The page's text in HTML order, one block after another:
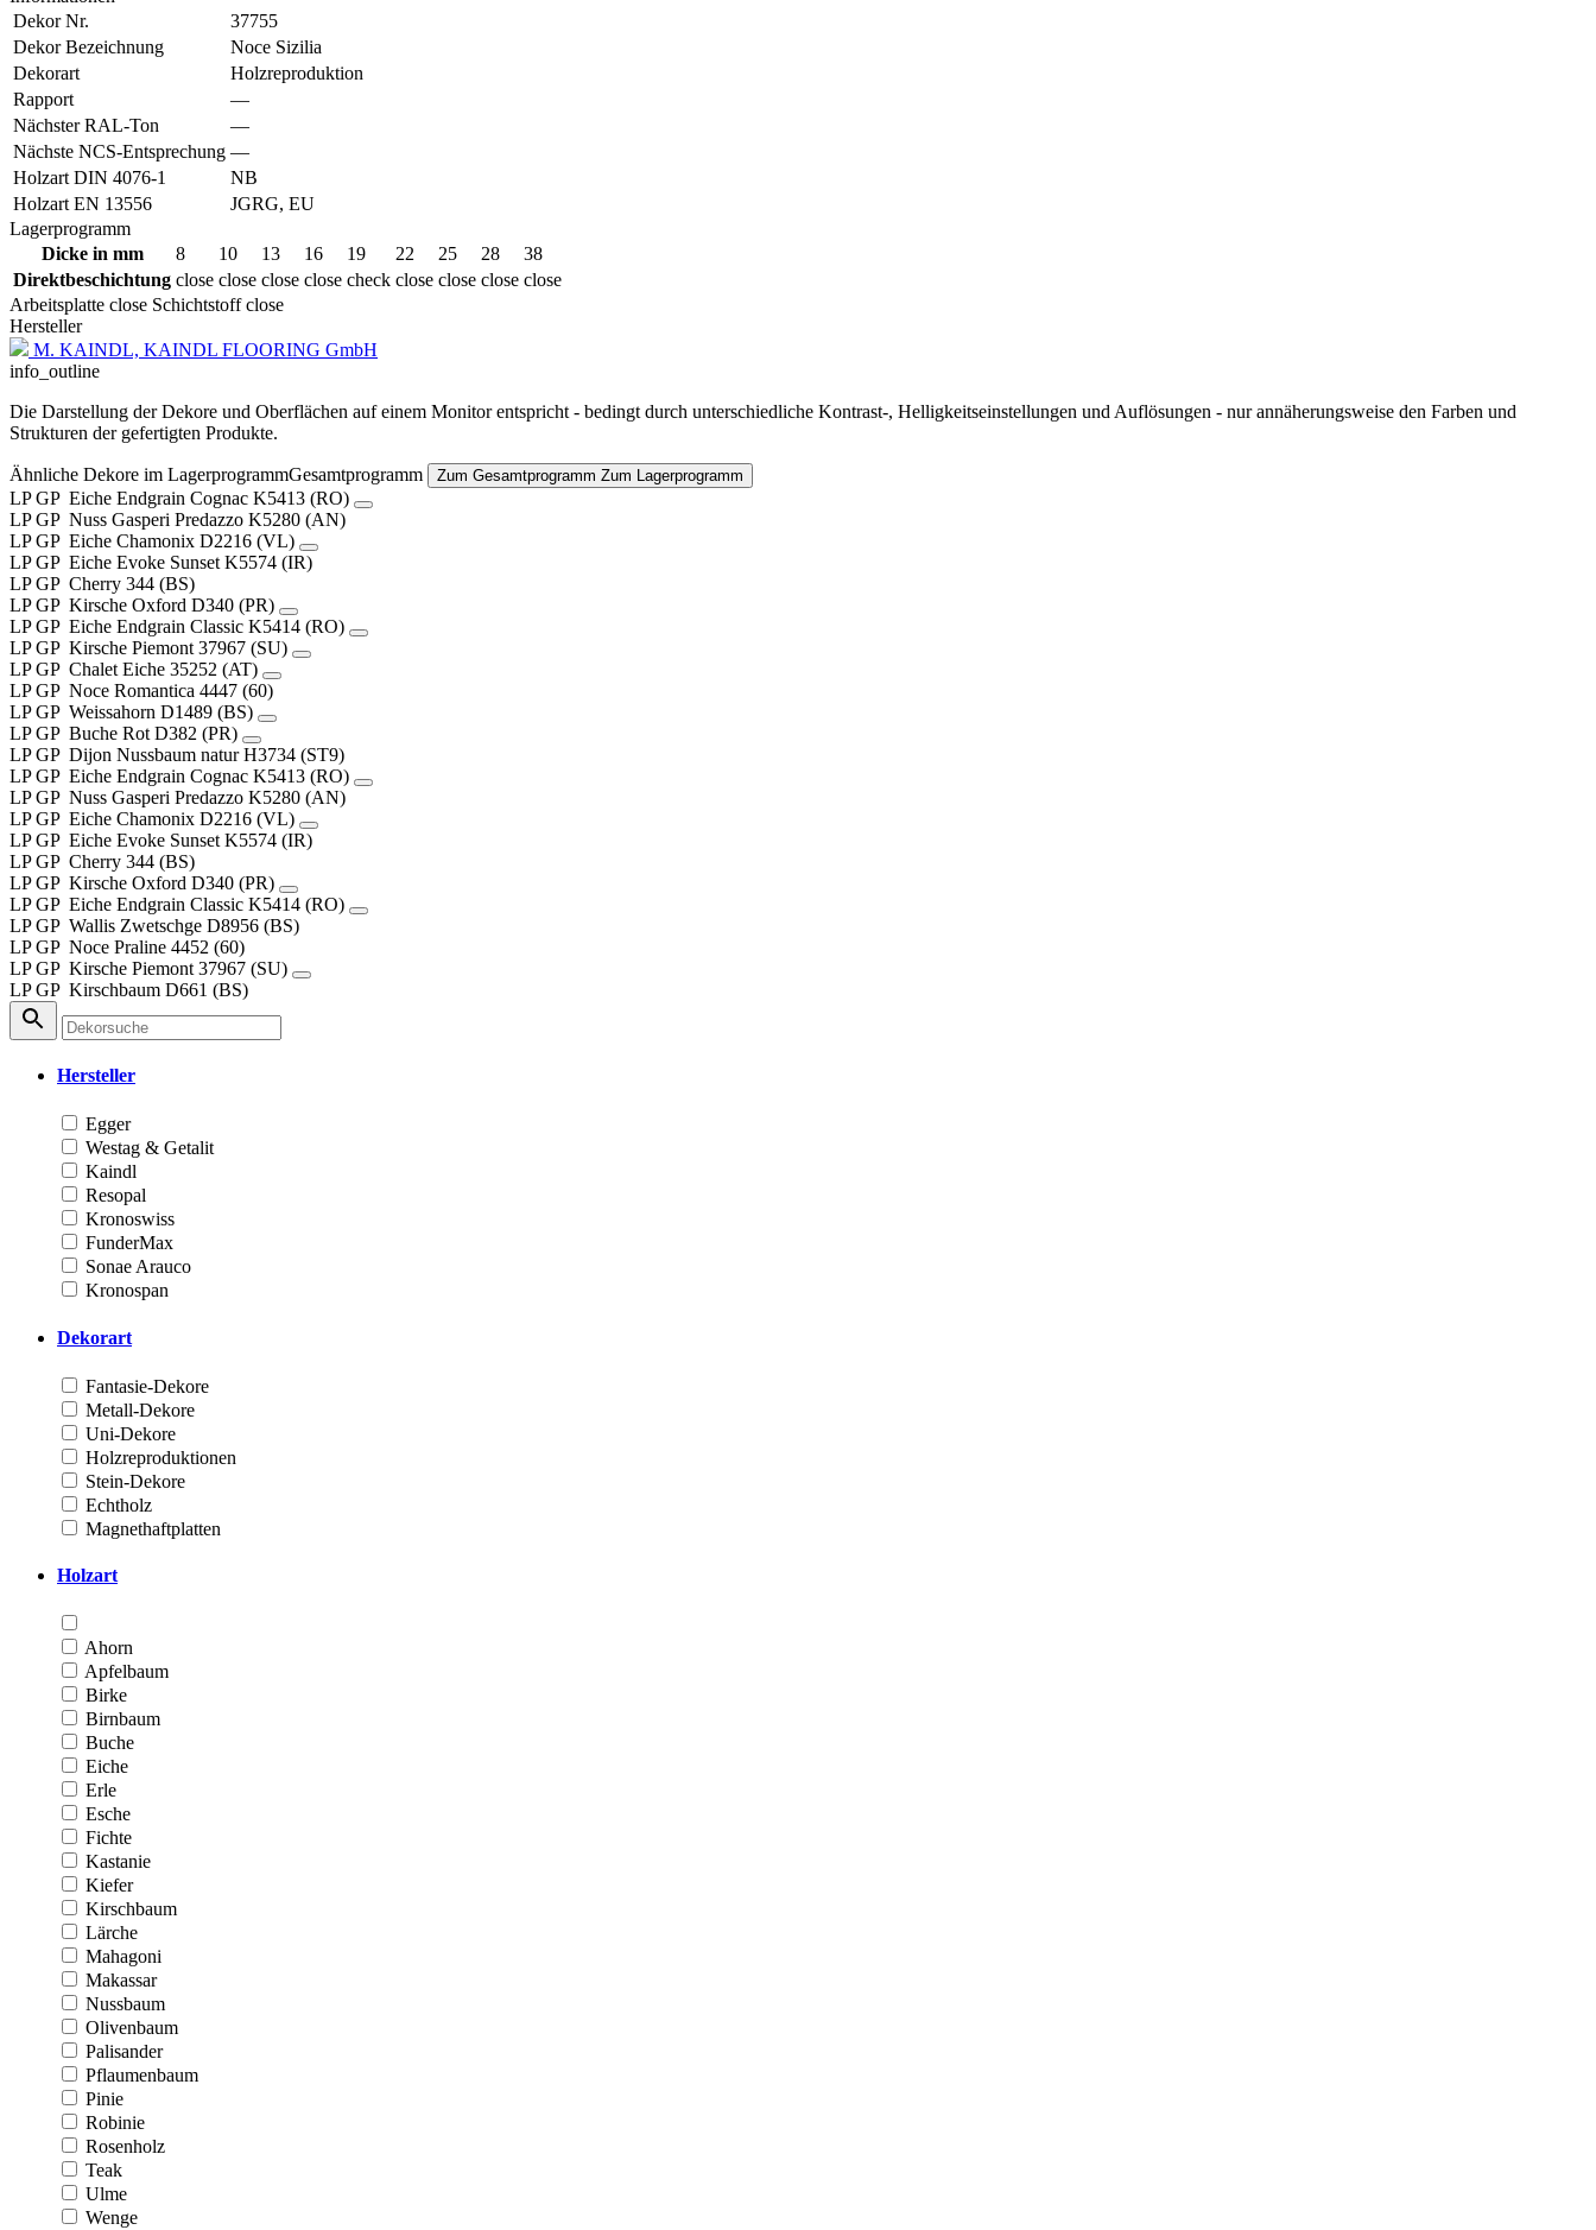
Dekor Nr.
37755
Dekor Bezeichnung
Noce Sizilia
Dekorart
Holzreproduktion
Rapport
—
Nächster RAL-Ton
—
Nächste NCS-Entsprechung —
Holzart DIN 4076-1
NB
Holzart EN 13556
JGRG, EU
Lagerprogramm
Dicke in mm
8 10 13 16 19 22 25 28
38
Direktbeschichtung close close close close check close close close close
Arbeitsplatte close Schichtstoff close
Hersteller
M. KAINDL, KAINDL FLOORING GmbH
info_outline
Die Darstellung der Dekore und Oberflächen auf einem Monitor entspricht - bedingt durch unterschiedliche Kontrast-, Helligkeitseinstellungen und Auflösungen - nur annäherungsweise den Farben und
Strukturen der gefertigten Produkte.
Ähnliche Dekore im LagerprogrammGesamtprogramm Zum Gesamtprogramm Zum Lagerprogramm
LP GP Eiche Endgrain Cognac K5413 (RO)
LP GP Nuss Gasperi Predazzo K5280 (AN)
LP GP Eiche Chamonix D2216 (VL)
LP GP Eiche Evoke Sunset K5574 (IR)
LP GP Cherry 344 (BS)
LP GP Kirsche Oxford D340 (PR)
LP GP Eiche Endgrain Classic K5414 (RO)
LP GP Kirsche Piemont 37967 (SU)
LP GP Chalet Eiche 35252 (AT)
LP GP Noce Romantica 4447 (60)
LP GP Weissahorn D1489 (BS)
LP GP Buche Rot D382 (PR)
LP GP Dijon Nussbaum natur H3734 (ST9)
LP GP Eiche Endgrain Cognac K5413 (RO)
LP GP Nuss Gasperi Predazzo K5280 (AN)
LP GP Eiche Chamonix D2216 (VL)
LP GP Eiche Evoke Sunset K5574 (IR)
LP GP Cherry 344 (BS)
LP GP Kirsche Oxford D340 (PR)
LP GP Eiche Endgrain Classic K5414 (RO)
LP GP Wallis Zwetschge D8956 (BS)
LP GP Noce Praline 4452 (60)
LP GP Kirsche Piemont 37967 (SU)
LP GP Kirschbaum D661 (BS)
Hersteller
Egger
Westag & Getalit
Kaindl
Resopal
Kronoswiss
FunderMax
Sonae Arauco
Kronospan
Dekorart
Fantasie-Dekore
Metall-Dekore
Uni-Dekore
Holzreproduktionen
Stein-Dekore
Echtholz
Magnethaftplatten
Holzart
Ahorn
Apfelbaum
Birke
Birnbaum
Buche
Eiche
Erle
Esche
Fichte
Kastanie
Kiefer
Kirschbaum
Lärche
Mahagoni
Makassar
Nussbaum
Olivenbaum
Palisander
Pflaumenbaum
Pinie
Robinie
Rosenholz
Teak
Ulme
Wenge